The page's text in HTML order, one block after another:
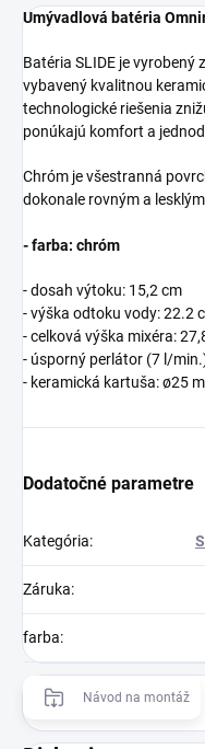
Umývadlová batéria
Batéria SLIDE je vyrobený
vybavený kvalitnou
technologické riešenia
ponúkajú komfort a
Chróm je všestranná
dokonale rovným a
- farba: chróm
- dosah výtoku: 15,2 cm
- výška odtoku vody: 22.2
- celková výška mixéra:
- úsporný perlátor (7 l/
- keramická kartuša: ø25
Dodatočné parametre
Kategória:
Záruka:
farba:
Návod na montáž